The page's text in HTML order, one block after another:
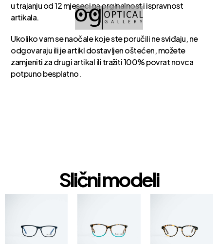
u trajanju od 12 mjeseci na orginalnost i ispravnost
artikala.
Ukoliko vam se naočale koje ste poručili ne sviđaju, ne
odgovaraju ili je artikl dostavljen oštećen, možete
zamjeniti za drugi artikal ili tražiti 100% povrat novca
potpuno besplatno.
Slični modeli
1+1 1+1